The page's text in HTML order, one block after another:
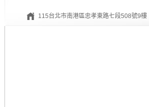
115台北市南港區忠孝東路七段508號9樓